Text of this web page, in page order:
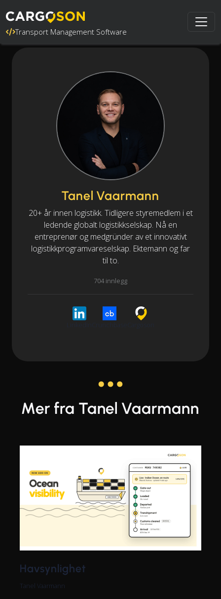
Transport Management Software
Tanel Vaarmann
20+ år innen logistikk. Tidligere styremedlem i et
ledende globalt logistikkselskap. Nå en
entreprenør og medgründer av et innovativt
logistikkprogramvareselskap. Ektemann og far
til to.
704 innlegg
Mer fra Tanel Vaarmann
Havsynlighet
Tanel Vaarmann